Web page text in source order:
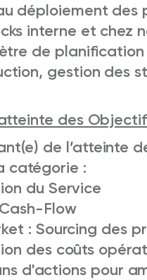
déploiement
interne et chez
de
gestion des
des
de l’atteinte
catégorie :
du Service
Flow
: Sourcing des
des coûts
d'actions pour